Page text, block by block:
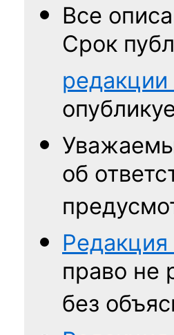
Все
Срок
редакции
об
Редакция
право не
без